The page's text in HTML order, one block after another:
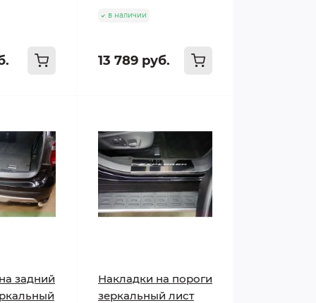
в наличии
13 789 руб.
задний
Накладки на пороги
зеркальный лист